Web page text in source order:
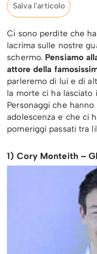
Salva l'articolo
Ci sono perdite che
lacrima sulle nostre
schermo. Pensiamo
attore della
parleremo di lui e di
la morte ci ha lasciato
Personaggi che
adolescenza e che ci
pomeriggi passati tra
1) Cory Monteith –